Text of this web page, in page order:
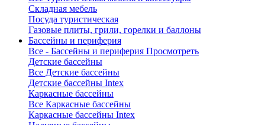
Складная мебель
Посуда туристическая
Газовые плиты, грили, горелки и баллоны
Бассейны и периферия
Все - Бассейны и периферия Просмотреть
Детские бассейны
Все Детские бассейны
Детские бассейны Intex
Каркасные бассейны
Все Каркасные бассейны
Каркасные бассейны Intex